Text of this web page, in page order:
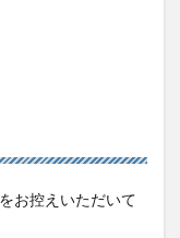
お控えいただいて